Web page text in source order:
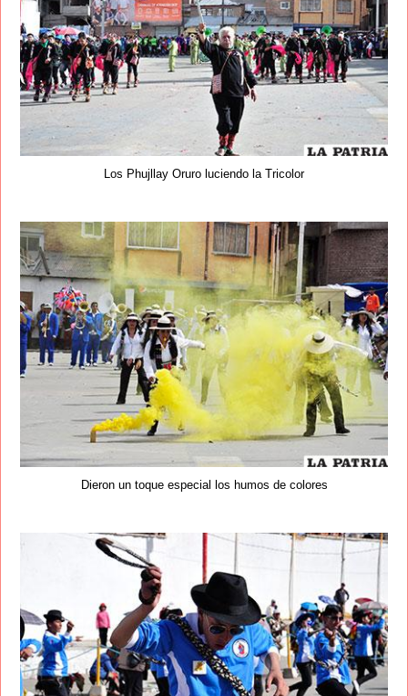
Los Phujllay Oruro luciendo la Tricolor
Dieron un toque especial los humos de colores